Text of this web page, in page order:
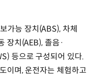
가능 장치(ABS), 차체
장치(AEB), 졸음·
등으로 구성되어 있다.
이며, 운전자는 체험하고